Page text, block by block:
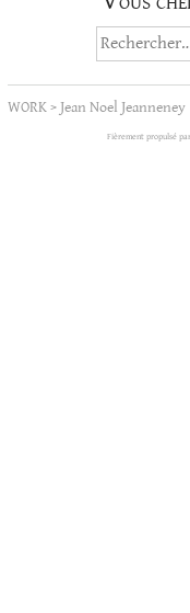
Rechercher :
WORK>Jean Noel Jeanneney
Fièrement propulsé